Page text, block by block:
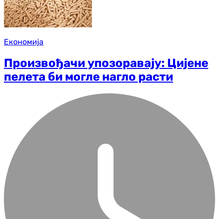
Економија
Произвођачи упозоравају: Цијене
пелета би могле нагло расти